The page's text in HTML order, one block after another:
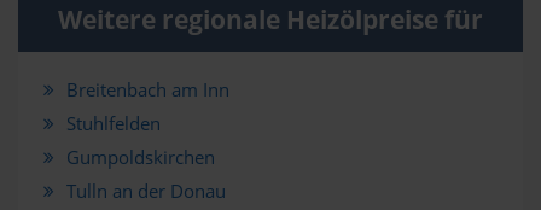
Weitere regionale Heizölpreise für
Breitenbach am Inn
Stuhlfelden
Gumpoldskirchen
Tulln an der Donau